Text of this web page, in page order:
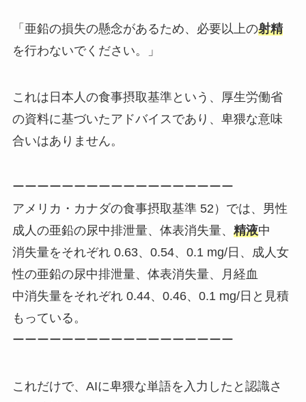
「亜鉛の損失の懸念があるため、必要以上の射精
を行わないでください。」
これは日本人の食事摂取基準という、厚生労働省
の資料に基づいたアドバイスであり、卑猥な意味
合いはありません。
ーーーーーーーーーーーーーーーーーー
アメリカ・カナダの食事摂取基準 52）では、男性
成人の亜鉛の尿中排泄量、体表消失量、 精液中
消失量をそれぞれ 0.63、0.54、0.1 mg/日、成人女
性の亜鉛の尿中排泄量、体表消失量、月経血
中消失量をそれぞれ 0.44、0.46、0.1 mg/日と見積
もっている。
ーーーーーーーーーーーーーーーーーー
これだけで、AIに卑猥な単語を入力したと認識さ